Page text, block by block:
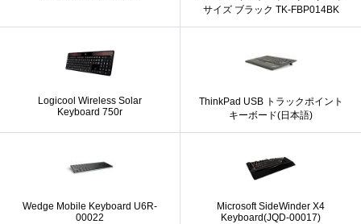
サイズ ブラック TK-FBP014BK
Logicool Wireless Solar
Keyboard 750r
ThinkPad USB トラックポイント
キーボード(日本語)
Wedge Mobile Keyboard U6R-
00022
Microsoft SideWinder X4
Keyboard(JQD-00017)